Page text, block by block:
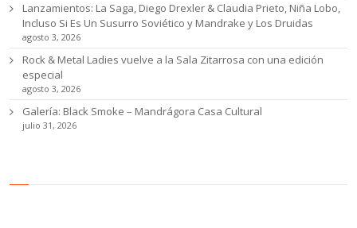
Lanzamientos: La Saga, Diego Drexler & Claudia Prieto, Niña Lobo,
Incluso Si Es Un Susurro Soviético y Mandrake y Los Druidas
agosto 3, 2026
Rock & Metal Ladies vuelve a la Sala Zitarrosa con una edición
especial
agosto 3, 2026
Galería: Black Smoke – Mandrágora Casa Cultural
julio 31, 2026